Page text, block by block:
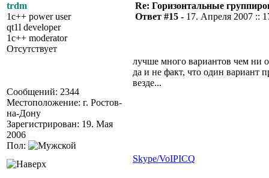
trdm
1c++ power user
qt1l developer
1c++ moderator
Отсутствует
Сообщений: 2344
Местоположение: г. Ростов-
на-Дону
Зарегистрирован: 19. Мая
2006
Пол:
Re: Горизонтальные
Ответ #15 - 17. Апреля 2007 ::
лучше много вариантов чем ни
да и не факт, что один вариант
везде...
Skype/VoIPICQ